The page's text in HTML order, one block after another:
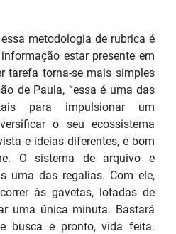
metodologia de rubrica é
estar presente em
tarefa torna-se mais simples
de Paula, “essa é uma das
para impulsionar um
o seu ecossistema
e ideias diferentes, é bom
O sistema de arquivo e
uma das regalias. Com ele,
às gavetas, lotadas de
uma única minuta. Bastará
busca e pronto, vida feita.